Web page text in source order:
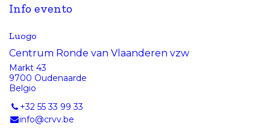
Info evento
Luogo
Centrum Ronde van Vlaanderen vzw
Markt 43
9700 Oudenaarde
Belgio
+32 55 33 99 33
info@crvv.be